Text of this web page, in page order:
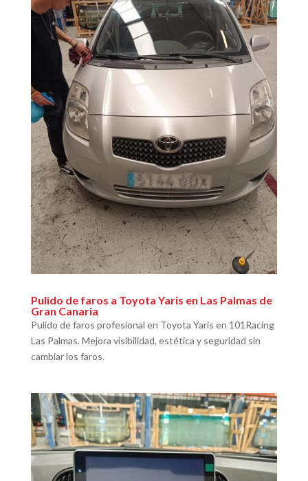
Pulido de faros a Toyota Yaris en Las Palmas de
Gran Canaria
Pulido de faros profesional en Toyota Yaris en 101Racing
Las Palmas. Mejora visibilidad, estética y seguridad sin
cambiar los faros.